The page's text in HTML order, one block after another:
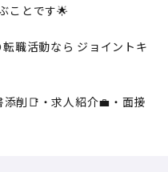
ことです🌟
職活動なら ジョイントキ
削📑・求人紹介💼・面接